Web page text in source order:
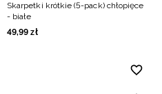
Skarpetki krótkie (5-pack) chłopięce
- białe
49,99 zł